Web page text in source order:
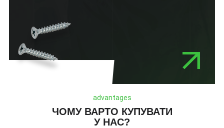
advantages
ЧОМУ ВАРТО КУПУВАТИ
У НАС?